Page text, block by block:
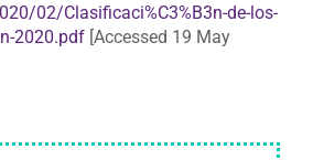
02/Clasificaci%C3%B3n-de-los-
2020.pdf [Accessed 19 May